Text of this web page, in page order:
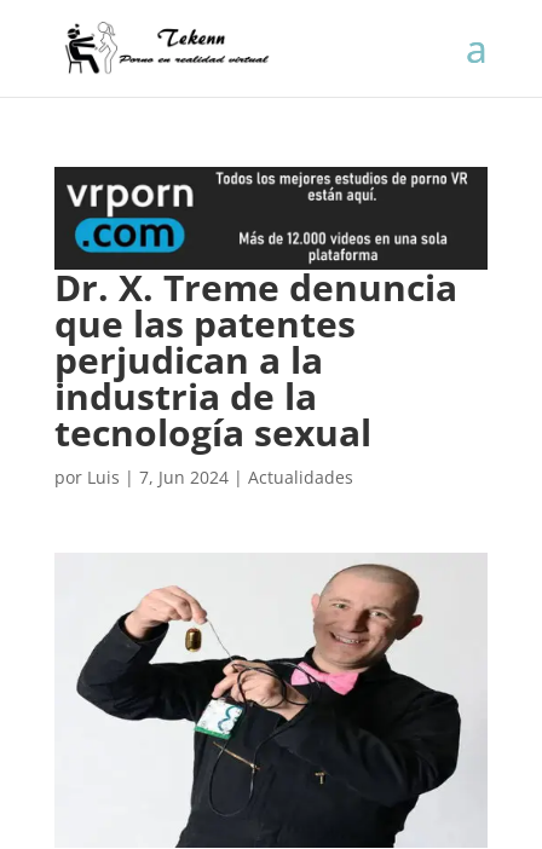
Dr. X. Treme denuncia
que las patentes
perjudican a la
industria de la
tecnología sexual
por Luis | 7, Jun 2024| Actualidades